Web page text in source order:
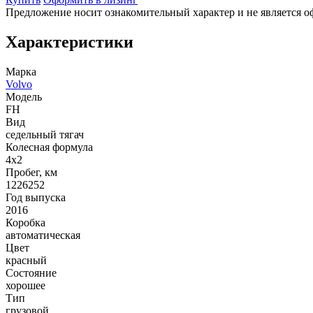
Предложение носит ознакомительный характер и не является
Характеристики
Марка
Volvo
Модель
FH
Вид
седельный тягач
Колесная формула
4x2
Пробег, км
1226252
Год выпуска
2016
Коробка
автоматическая
Цвет
красный
Состояние
хорошее
Тип
грузовой